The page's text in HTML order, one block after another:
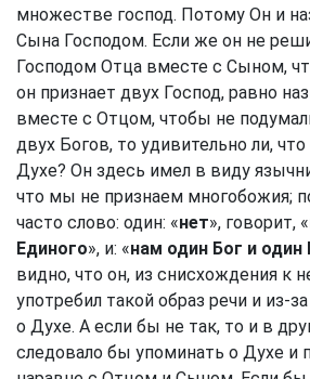
множестве господ. Потому Он и
Сына Господом. Если же он не
Господом Отца вместе с Сыном,
он признает двух Господ, равно
вместе с Отцом, чтобы не
двух Богов, то удивительно ли,
Духе? Он здесь имел в виду
что мы не признаем многобожия;
часто слово: один: «нет», говорит, «
Единого», и: «нам один Бог и один
видно, что он, из снисхождения к
употребил такой образ речи и из-
о Духе. А если бы не так, то и в
следовало бы упоминать о Духе и